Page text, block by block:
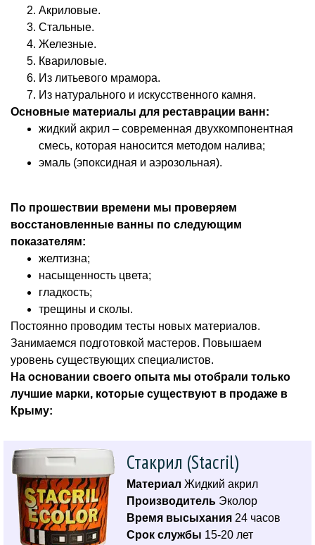
Акриловые.
Стальные.
Железные.
Квариловые.
Из литьевого мрамора.
Из натурального и искусственного камня.
Основные материалы для реставрации ванн:
жидкий акрил – современная двухкомпонентная
смесь, которая наносится методом налива;
эмаль (эпоксидная и аэрозольная).
По прошествии времени мы проверяем
восстановленные ванны по следующим
показателям:
желтизна;
насыщенность цвета;
гладкость;
трещины и сколы.
Постоянно проводим тесты новых материалов.
Занимаемся подготовкой мастеров. Повышаем
уровень существующих специалистов.
На основании своего опыта мы отобрали только
лучшие марки, которые существуют в продаже в
Крыму:
Стакрил (Stacril)
Материал Жидкий акрил
Производитель Эколор
Время высыхания 24 часов
Срок службы 15-20 лет